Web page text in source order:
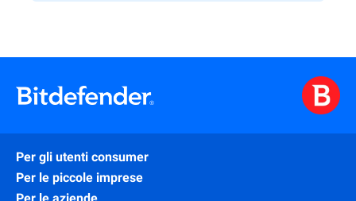
Per gli utenti consumer
Per le piccole imprese